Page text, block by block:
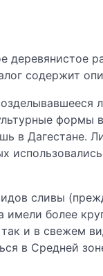
деревянистое
содержит
в Дагестане.
сливы
более
и в свежем
в Средней